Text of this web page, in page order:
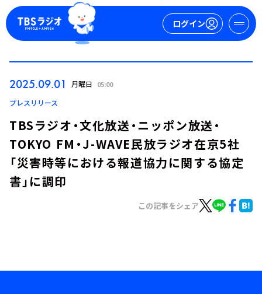
ログイン
お知らせ
2025.09.01 月曜日 05:00
プレスリリース
TBSラジオ・文化放送・ニッポン放送・
TOKYO FM・J-WAVE民放ラジオ在京5社
「災害時等における報道協力に関する協定
書」に調印
この記事をシェア